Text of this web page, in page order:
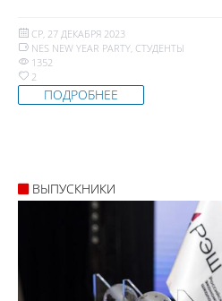
СР, 27 ДЕКАБРЯ 2023
NES NEW YEAR PARTY СТУДЕНТЫ
1352
2
ПОДРОБНЕЕ
ВЫПУСКНИКИ